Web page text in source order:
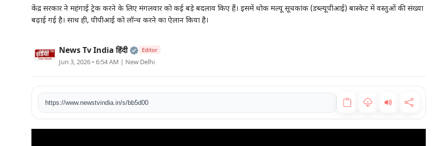
केंद्र सरकार ने महंगाई ट्रेक करने के लिए मंगलवार को कई बड़े बदलाव किए हैं। इसमें थोक मल्यू सूचकांक (डब्ल्यूपीआई) बास्केट में वस्तुओं की संख्या
बढ़ाई गई है। साथ ही, पीपीआई को लॉन्च करने का ऐलान किया है।
News Tv India हिंदी Official | Verified Expert • 27 Mar, 2026
Editor
Jun 3, 2026 • 6:54 AM | New Delhi
https://www.newstvindia.in/s/bb5d00